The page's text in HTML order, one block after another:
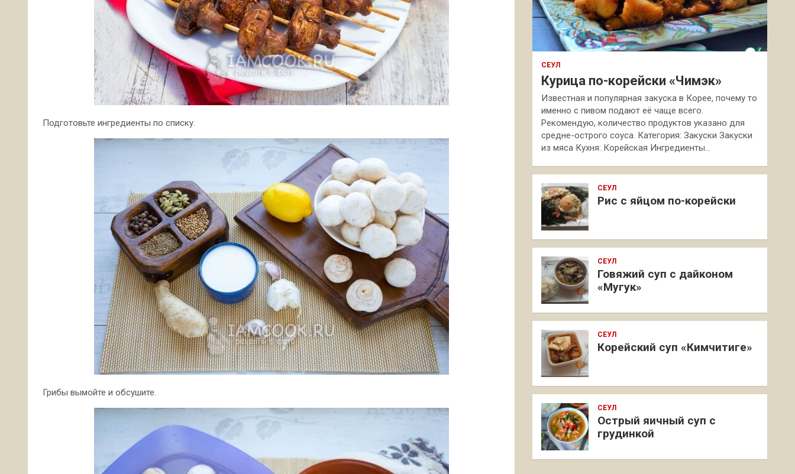
Подготовьте ингредиенты по списку.
Грибы вымойте и обсушите.
СЕУЛ
Курица по-корейски «Чимэк»
Известная и популярная закуска в Корее, почему то
именно с пивом подают её чаще всего.
Рекомендую, количество продуктов указано для
средне-острого соуса. Категория: Закуски Закуски
из мяса Кухня: Корейская Ингредиенты…
СЕУЛ
Рис с яйцом по-корейски
СЕУЛ
Говяжий суп с дайконом
«Мугук»
СЕУЛ
Корейский суп «Кимчитиге»
СЕУЛ
Острый яичный суп с
грудинкой